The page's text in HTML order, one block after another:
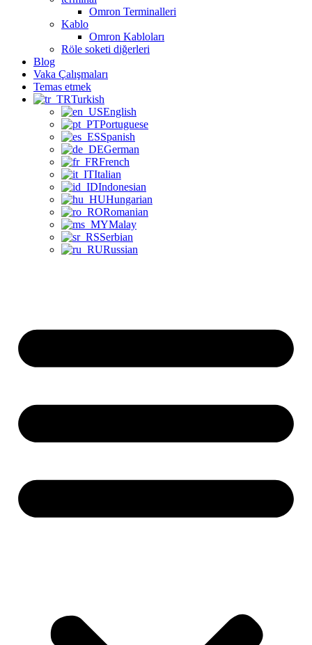
Omron Terminalleri
Kablo
Omron Kabloları
Röle soketi diğerleri
Blog
Vaka Çalışmaları
Temas etmek
Turkish
English
Portuguese
Spanish
German
French
Italian
Indonesian
Hungarian
Romanian
Malay
Serbian
Russian